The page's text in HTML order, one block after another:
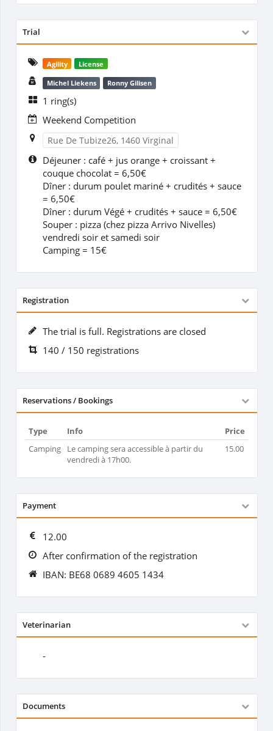
Trial
Agility License
Michel Liekens Ronny Gilisen
1 ring(s)
Weekend Competition
Rue De Tubize26, 1460 Virginal
Déjeuner : café + jus orange + croissant +
couque chocolat = 6,50€
Dîner : durum poulet mariné + crudités + sauce
= 6,50€
Dîner : durum Végé + crudités + sauce = 6,50€
Souper : pizza (chez pizza Arrivo Nivelles)
vendredi soir et samedi soir
Camping = 15€
Registration
The trial is full. Registrations are closed
140 / 150 registrations
Reservations / Bookings
Type Info
Price
Camping
Le camping sera accessible à partir du
vendredi à 17h00.
15.00
Payment
12.00
After confirmation of the registration
IBAN: BE68 0689 4605 1434
Veterinarian
-
Documents